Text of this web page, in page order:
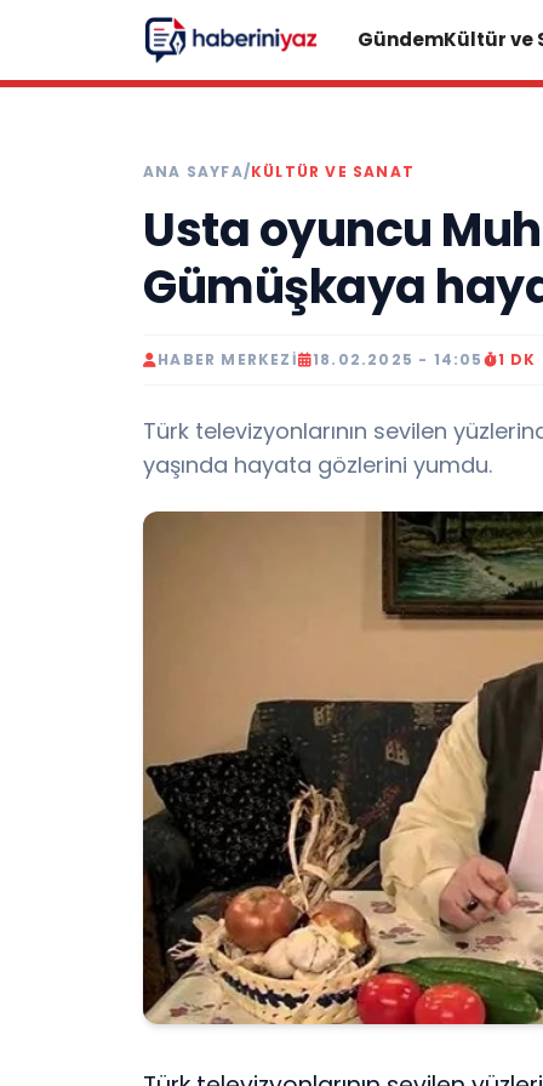
GündemKültür ve
ANA SAYFA/KÜLTÜR VE SANAT
Usta oyuncu
Gümüşkaya
HABER MERKEZI 18.02.2025 - 14:05 1 DK
Türk televizyonlarının sevilen
yaşında hayata gözlerini yumdu.